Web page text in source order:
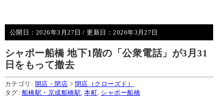
公開日： 2026年3月27日 / 更新日：2026年3月27日
シャポー船橋 地下1階の「公衆電話」が3月31
日をもって撤去
カテゴリ: 開店・閉店 > 閉店（クローズド）
タグ: 船橋駅・京成船橋駅 ,本町 シャポー船橋